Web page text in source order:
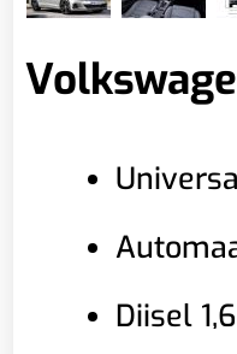
Diisel 1,6